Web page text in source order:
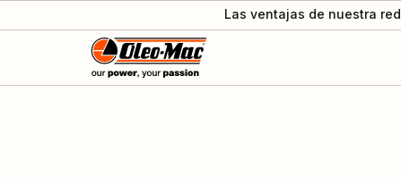
Las ventajas de nuestra red